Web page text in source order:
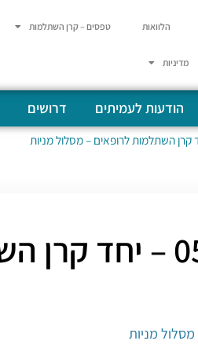
הלוואות טפסים – קרן השתלמות
מדיניות
הודעות לעמיתים דרושים
מניות